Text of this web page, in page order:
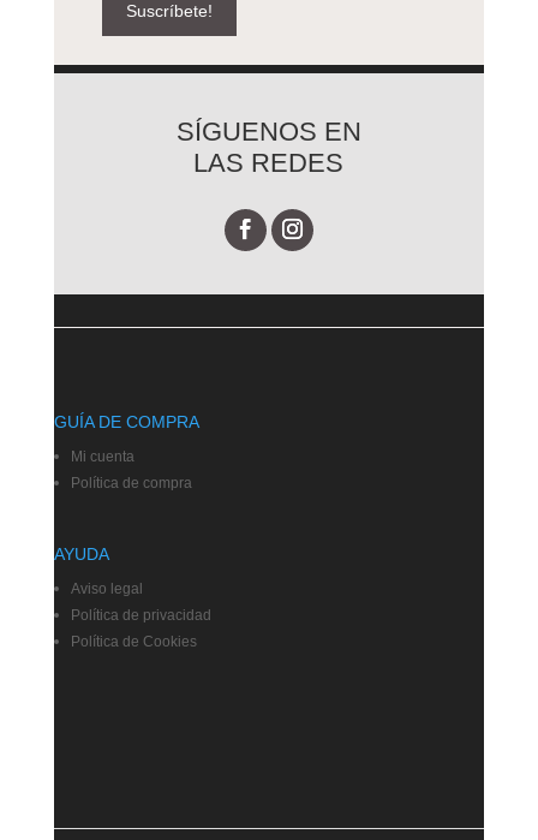
Suscríbete!
SÍGUENOS EN
LAS REDES
GUÍA DE COMPRA
Mi cuenta
Política de compra
AYUDA
Aviso legal
Política de privacidad
Política de Cookies